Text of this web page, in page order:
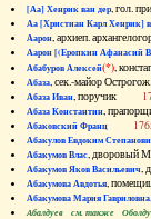
[Аа] Хенрик ван дер, гол.
Аа [Христиан Карл Хенрик]
Аарон, архиеп.
Аарон [(Еропкин Афанасий
Абабуров Алексей(*),
Абаза, сек.-майор
Абаза Иван, поручик
Абаза Константин,
Абаковский Франц
Абакулов Евдоким
Абакумов Влас, дворовый
Абакумов Яков Васильевич,
Абакумова Авдотья,
Абакумова Мария Гавриловна
Абалдуев см. также